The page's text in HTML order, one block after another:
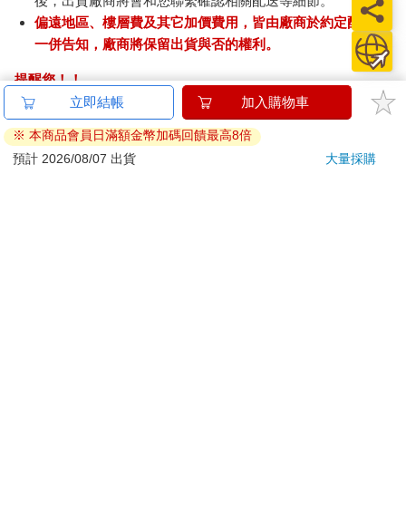
偏遠地區、樓層費及其它加價費用，皆由廠商於約定配送時
一併告知，廠商將保留出貨與否的權利。
提醒您！！
金石堂及銀行均不會請您操作ATM! 如接獲電話要求您前往
ATM提款機，請不要聽從指示，以免受騙上當！
退換貨須知：
立即結帳 加入購物車
※ 本商品會員日滿額金幣加碼回饋最高8倍
預計 2026/08/07 出貨
大量採購